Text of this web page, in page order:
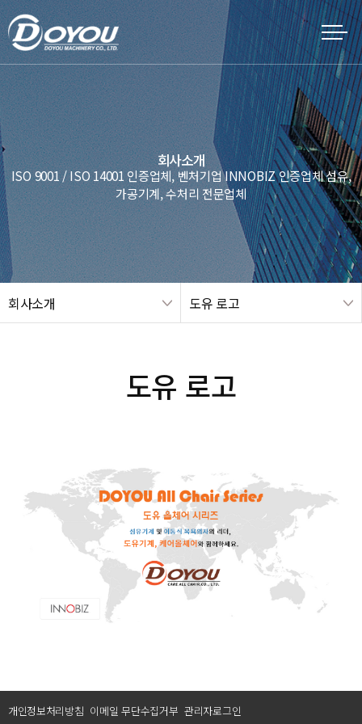
회사소개
ISO 9001 / ISO 14001 인증업체, 벤처기업 INNOBIZ 인증업체 섬유,
가공기계, 수처리 전문업체
회사소개 도유 로고
도유 로고
개인정보처리방침 이메일 무단수집거부 관리자로그인